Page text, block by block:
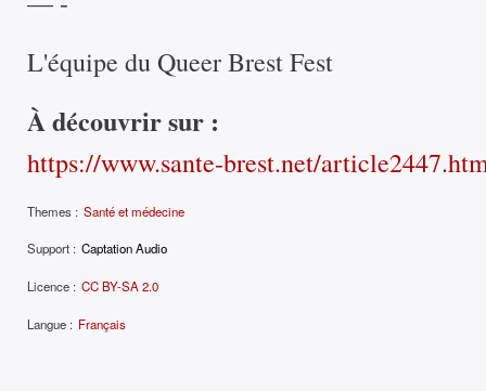
L'équipe du Queer Brest Fest
À découvrir sur :
https://www.sante-brest.net/
Themes : Santé et médecine
Support : Captation Audio
Licence : CC BY-SA 2.0
Langue : Français